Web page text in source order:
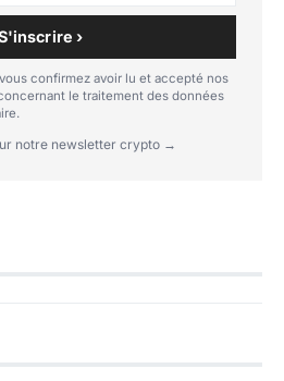
›
confirmez avoir lu et accepté nos
le traitement des données
notre newsletter crypto →